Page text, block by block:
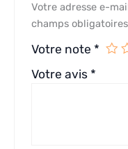
Votre adresse e-
champs
Votre note *
Votre avis *